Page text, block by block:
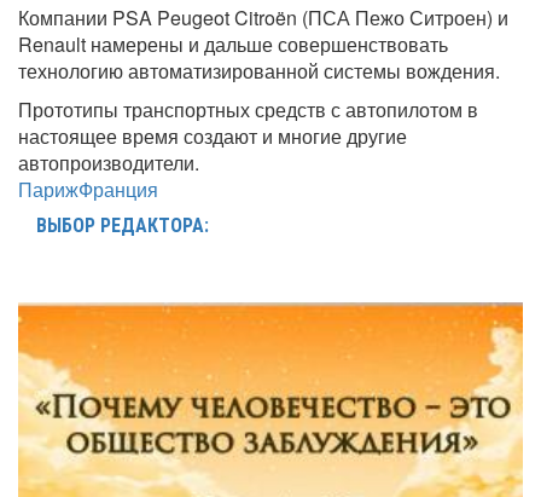
Компании PSA Peugeot Citroën (ПСА Пежо Ситроен) и
Renault намерены и дальше совершенствовать
технологию автоматизированной системы вождения.
Прототипы транспортных средств с автопилотом в
настоящее время создают и многие другие
автопроизводители.
ПарижФранция
ВЫБОР РЕДАКТОРА: